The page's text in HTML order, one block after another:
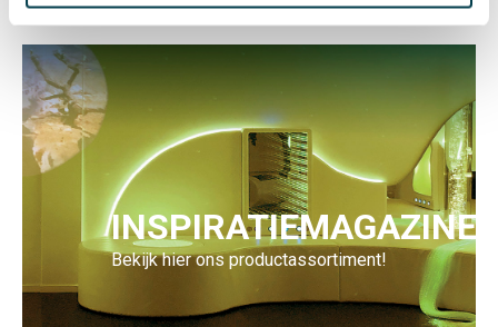
INSPIRATIEMAGAZINE
Bekijk hier ons productassortiment!